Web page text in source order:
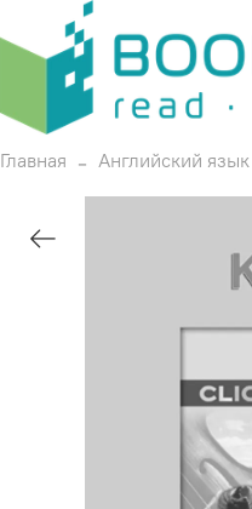
Главная Английский язык